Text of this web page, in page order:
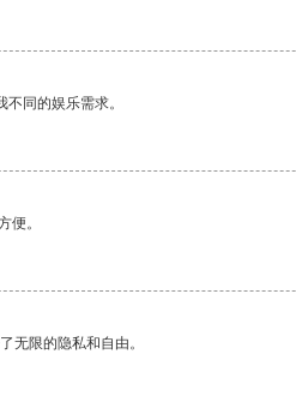
同的娱乐需求。
便。
无限的隐私和自由。